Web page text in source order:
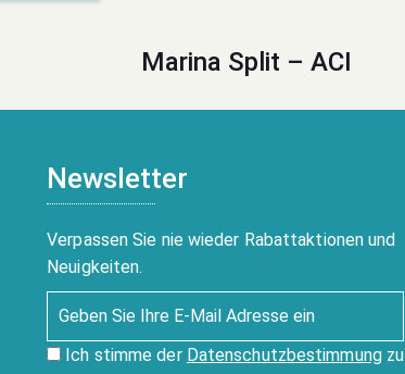
Marina Split – ACI
Newsletter
Verpassen Sie nie wieder Rabattaktionen und
Neuigkeiten.
Ich stimme der Datenschutzbestimmungzu